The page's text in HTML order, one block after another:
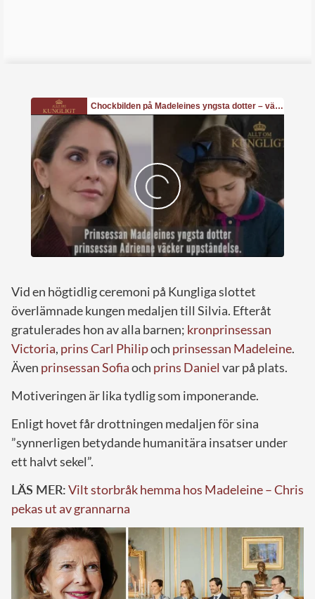
Vid en högtidlig ceremoni på Kungliga slottet
överlämnade kungen medaljen till Silvia. Efteråt
gratulerades hon av alla barnen; kronprinsessan
Victoria, prins Carl Philipoch prinsessan Madeleine.
Även prinsessan Sofiaoch prins Daniel var på plats.
Motiveringen är lika tydlig som imponerande.
Enligt hovet får drottningen medaljen för sina
”synnerligen betydande humanitära insatser under
ett halvt sekel”.
LÄS MER:Vilt storbråk hemma hos Madeleine – Chris
pekas ut av grannarna